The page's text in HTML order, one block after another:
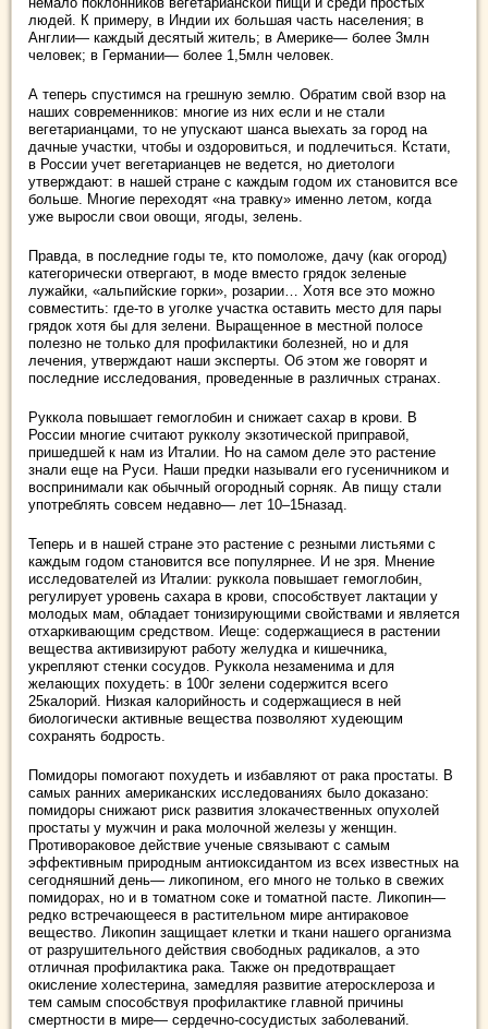
людей. К примеру, в Индии их большая часть населения; в
Англии— каждый десятый житель; в Америке— более 3млн
человек; в Германии— более 1,5млн человек.
А теперь спустимся на грешную землю. Обратим свой взор на
наших современников: многие из них если и не стали
вегетарианцами, то не упускают шанса выехать за город на
дачные участки, чтобы и оздоровиться, и подлечиться. Кстати,
в России учет вегетарианцев не ведется, но диетологи
утверждают: в нашей стране с каждым годом их становится все
больше. Многие переходят «на травку» именно летом, когда
уже выросли свои овощи, ягоды, зелень.
Правда, в последние годы те, кто помоложе, дачу (как огород)
категорически отвергают, в моде вместо грядок зеленые
лужайки, «альпийские горки», розарии… Хотя все это можно
совместить: где-то в уголке участка оставить место для пары
грядок хотя бы для зелени. Выращенное в местной полосе
полезно не только для профилактики болезней, но и для
лечения, утверждают наши эксперты. Об этом же говорят и
последние исследования, проведенные в различных странах.
Руккола повышает гемоглобин и снижает сахар в крови. В
России многие считают рукколу экзотической приправой,
пришедшей к нам из Италии. Но на самом деле это растение
знали еще на Руси. Наши предки называли его гусеничником и
воспринимали как обычный огородный сорняк. Ав пищу стали
употреблять совсем недавно— лет 10–15назад.
Теперь и в нашей стране это растение с резными листьями с
каждым годом становится все популярнее. И не зря. Мнение
исследователей из Италии: руккола повышает гемоглобин,
регулирует уровень сахара в крови, способствует лактации у
молодых мам, обладает тонизирующими свойствами и является
отхаркивающим средством. Иеще: содержащиеся в растении
вещества активизируют работу желудка и кишечника,
укрепляют стенки сосудов. Руккола незаменима и для
желающих похудеть: в 100г зелени содержится всего
25калорий. Низкая калорийность и содержащиеся в ней
биологически активные вещества позволяют худеющим
сохранять бодрость.
Помидоры помогают похудеть и избавляют от рака простаты. В
самых ранних американских исследованиях было доказано:
помидоры снижают риск развития злокачественных опухолей
простаты у мужчин и рака молочной железы у женщин.
Противораковое действие ученые связывают с самым
эффективным природным антиоксидантом из всех известных на
сегодняшний день— ликопином, его много не только в свежих
помидорах, но и в томатном соке и томатной пасте. Ликопин—
редко встречающееся в растительном мире антираковое
вещество. Ликопин защищает клетки и ткани нашего организма
от разрушительного действия свободных радикалов, а это
отличная профилактика рака. Также он предотвращает
окисление холестерина, замедляя развитие атеросклероза и
тем самым способствуя профилактике главной причины
смертности в мире— сердечно-сосудистых заболеваний.